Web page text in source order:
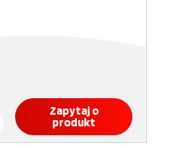
Zapytaj o
produkt